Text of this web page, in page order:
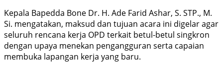
Kepala Bapedda Bone Dr. H. Ade Farid Ashar, S. STP., M.
Si. mengatakan, maksud dan tujuan acara ini digelar agar
seluruh rencana kerja OPD terkait betul-betul singkron
dengan upaya menekan pengangguran serta capaian
membuka lapangan kerja yang baru.